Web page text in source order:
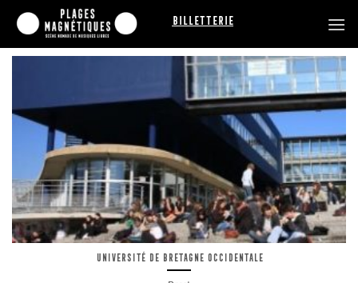
Passer
contenu
Billetterie
Université de Bretagne Occidentale